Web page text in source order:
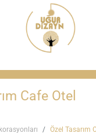
Cafe Otel
Özel Tasarım